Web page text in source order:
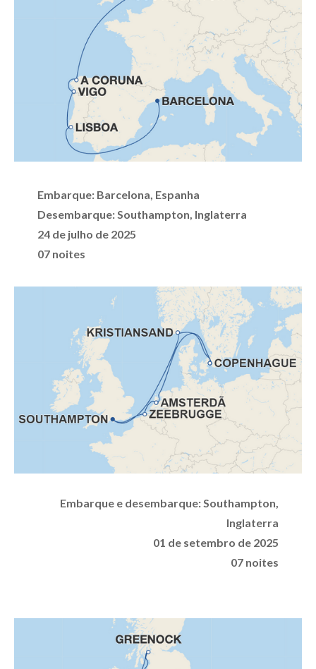
Embarque: Barcelona, Espanha
Desembarque:Southampton, Inglaterra
24 de julho de 2025
07 noites
Embarque e desembarque:Southampton,
Inglaterra
01 de setembro de 2025
07 noites